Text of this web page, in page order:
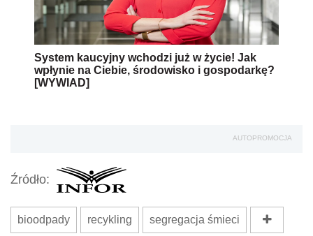
System kaucyjny wchodzi już w życie! Jak
wpłynie na Ciebie, środowisko i gospodarkę?
[WYWIAD]
AUTOPROMOCJA
Źródło:
bioodpady recykling segregacja śmieci